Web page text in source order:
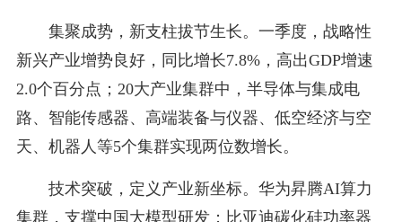
集聚成势，新支柱拔节生长。一季度，战略性
新兴产业增势良好，同比增长7.8%，高出GDP增速
2.0个百分点；20大产业集群中，半导体与集成电
路、智能传感器、高端装备与仪器、低空经济与空
天、机器人等5个集群实现两位数增长。
技术突破，定义产业新坐标。华为昇腾AI算力
集群，支撑中国大模型研发； 比亚迪碳化硅功率器